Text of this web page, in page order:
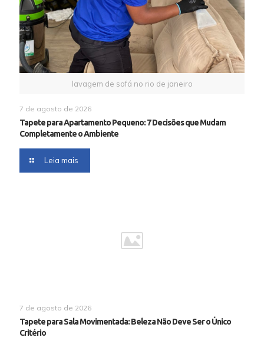
lavagem de sofá no rio de janeiro
7 de agosto de 2026
Tapete para Apartamento Pequeno: 7 Decisões que Mudam
Completamente o Ambiente
Leia mais
7 de agosto de 2026
Tapete para Sala Movimentada: Beleza Não Deve Ser o Único
Critério